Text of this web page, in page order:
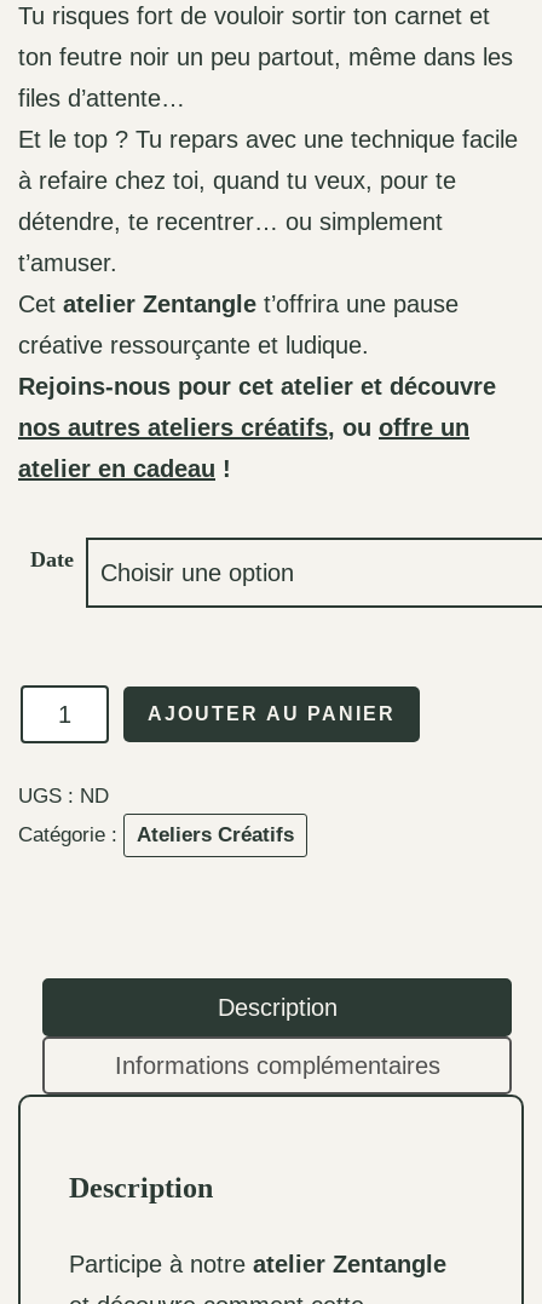
Tu risques fort de vouloir sortir ton carnet et
ton feutre noir un peu partout, même dans les
files d’attente…
Et le top ? Tu repars avec une technique facile
à refaire chez toi, quand tu veux, pour te
détendre, te recentrer… ou simplement
t’amuser.
Cet atelier Zentangle t’offrira une pause
créative ressourçante et ludique.
Rejoins-nous pour cet atelier et découvre
nos autres ateliers créatifs, ou offre un
atelier en cadeau !
Date
quantité
de
Zentangle
&
autrement
AJOUTER AU PANIER
UGS : ND
Catégorie :
Ateliers Créatifs
Description
Informations complémentaires
Description
Participe à notre atelier Zentangle